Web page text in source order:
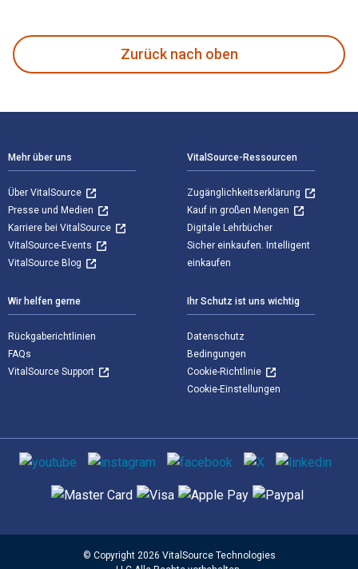
Zurück nach oben
Mehr über uns
Über VitalSource
Presse und Medien
Karriere bei VitalSource
VitalSource-Events
VitalSource Blog
VitalSource-Ressourcen
Zugänglichkeitserklärung
Kauf in großen Mengen
Digitale Lehrbücher
Sicher einkaufen. Intelligent
einkaufen
Wir helfen gerne
Rückgaberichtlinien
FAQs
VitalSource Support
Ihr Schutz ist uns wichtig
Datenschutz
Bedingungen
Cookie-Richtlinie
Cookie-Einstellungen
Sozialen Medien
Unterstützte Zahlungsmethoden
© Copyright 2026 VitalSource Technologies